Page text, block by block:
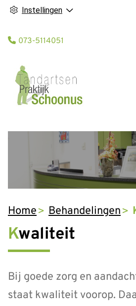
Instellingen
Tel:
073-5114051
Home Behandelingen
Kwaliteit
Bij goede zorg en
staat kwaliteit voorop.